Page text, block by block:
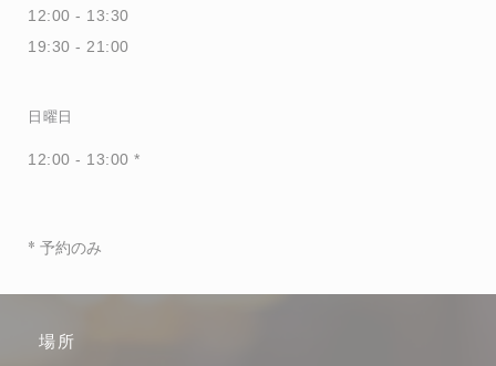
12:00 - 13:30
19:30 - 21:00
日曜日
12:00 - 13:00 *
* 予約のみ
場所